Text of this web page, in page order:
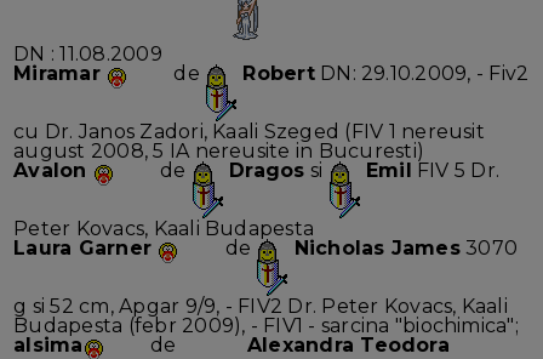
DN : 11.08.2009
Miramar
de RobertDN: 29.10.2009, - Fiv2
cu Dr. Janos Zadori, Kaali Szeged (FIV 1 nereusit
august 2008, 5 IA nereusite in Bucuresti)
Avalon
de Dragos si Emil FIV 5 Dr.
Peter Kovacs, Kaali Budapesta
Laura Garner
de Nicholas James3070
g si 52 cm, Apgar 9/9, - FIV2 Dr. Peter Kovacs, Kaali
Budapesta (febr 2009), - FIV1 - sarcina "biochimica";
alsima
de Alexandra Teodora